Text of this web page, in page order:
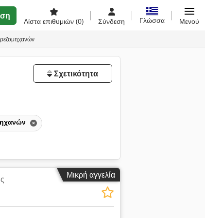
Λίστα επιθυμιών (0) Σύνδεση Γλώσσα Μενού
Σχετικότητα
Μικρή αγγελία